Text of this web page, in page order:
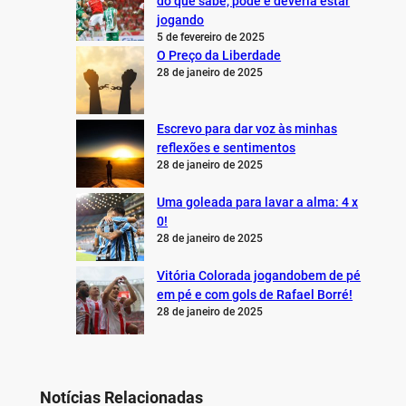
jogando
5 de fevereiro de 2025
O Preço da Liberdade
28 de janeiro de 2025
Escrevo para dar voz às minhas
reflexões e sentimentos
28 de janeiro de 2025
Uma goleada para lavar a alma: 4 x
0!
28 de janeiro de 2025
Vitória Colorada jogandobem de pé
em pé e com gols de Rafael Borré!
28 de janeiro de 2025
Notícias Relacionadas